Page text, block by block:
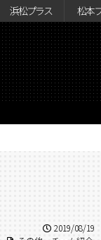
浜松プラス 松本
2019/08/19